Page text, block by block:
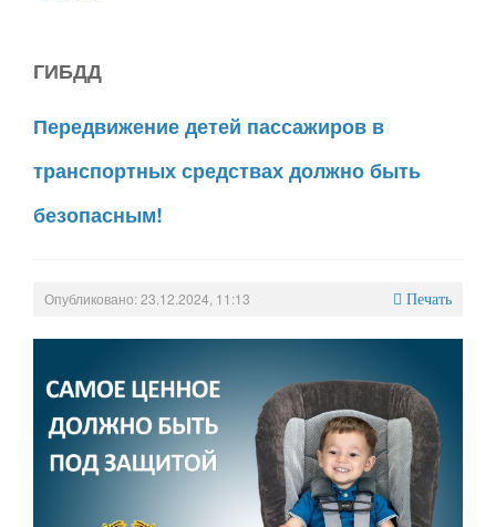
ГИБДД
Передвижение детей пассажиров в
транспортных средствах должно быть
безопасным!
Опубликовано: 23.12.2024, 11:13 Печать